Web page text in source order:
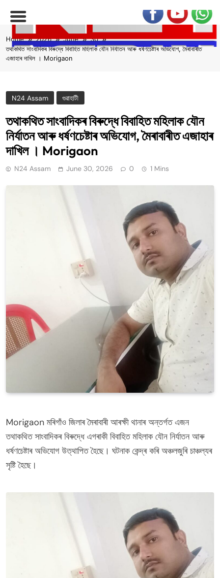
to
content
Home 2026 June
30
তথাকথিত সাংবাদিকৰ বিৰুদ্ধে বিবাহিত মহিলাক যৌন নিৰ্যাতন আৰু ধৰ্ষণচেষ্টাৰ অভিযোগ, মৈৰাবাৰীত
এজাহাৰ দাখিল । Morigaon
N24 Assam গুৱাহাটী
তথাকথিত সাংবাদিকৰ বিৰুদ্ধে বিবাহিত মহিলাক যৌন
নিৰ্যাতন আৰু ধৰ্ষণচেষ্টাৰ অভিযোগ, মৈৰাবাৰীত এজাহাৰ
দাখিল । Morigaon
N24 Assam June 30, 2026 0 1 Mins
Morigaon মৰিগাঁও জিলাৰ মৈৰাবাৰী আৰক্ষী থানাৰ অন্তৰ্গত এজন
তথাকথিত সাংবাদিকৰ বিৰুদ্ধে এগৰাকী বিবাহিত মহিলাক যৌন নিৰ্যাতন আৰু
ধৰ্ষণচেষ্টাৰ অভিযোগ উত্থাপিত হৈছে। ঘটনাক কেন্দ্ৰ কৰি অঞ্চলজুৰি চাঞ্চল্যৰ
সৃষ্টি হৈছে।